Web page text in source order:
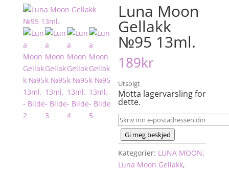
Luna Moon
Gellakk
№95 13ml.
189kr
Utsolgt
Motta lagervarsling for
dette.
Gi meg beskjed
Kategorier: LUNA MOON,
Luna Moon Gellakk,